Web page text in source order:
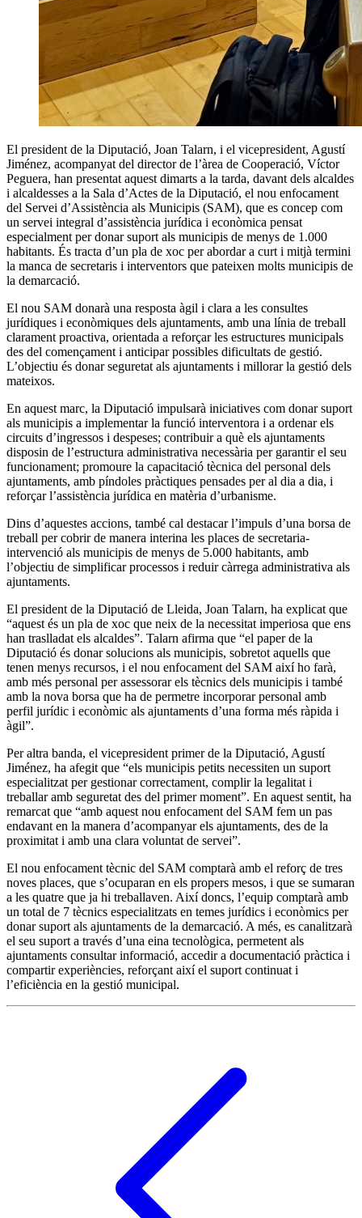
El president de la Diputació, Joan Talarn, i el vicepresident, Agustí
Jiménez, acompanyat del director de l’àrea de Cooperació, Víctor
Peguera, han presentat aquest dimarts a la tarda, davant dels alcaldes
i alcaldesses a la Sala d’Actes de la Diputació, el nou enfocament
del Servei d’Assistència als Municipis (SAM), que es concep com
un servei integral d’assistència jurídica i econòmica pensat
especialment per donar suport als municipis de menys de 1.000
habitants. És tracta d’un pla de xoc per abordar a curt i mitjà termini
la manca de secretaris i interventors que pateixen molts municipis de
la demarcació.
El nou SAM donarà una resposta àgil i clara a les consultes
jurídiques i econòmiques dels ajuntaments, amb una línia de treball
clarament proactiva, orientada a reforçar les estructures municipals
des del començament i anticipar possibles dificultats de gestió.
L’objectiu és donar seguretat als ajuntaments i millorar la gestió dels
mateixos.
En aquest marc, la Diputació impulsarà iniciatives com donar suport
als municipis a implementar la funció interventora i a ordenar els
circuits d’ingressos i despeses; contribuir a què els ajuntaments
disposin de l’estructura administrativa necessària per garantir el seu
funcionament; promoure la capacitació tècnica del personal dels
ajuntaments, amb píndoles pràctiques pensades per al dia a dia, i
reforçar l’assistència jurídica en matèria d’urbanisme.
Dins d’aquestes accions, també cal destacar l’impuls d’una borsa de
treball per cobrir de manera interina les places de secretaria-
intervenció als municipis de menys de 5.000 habitants, amb
l’objectiu de simplificar processos i reduir càrrega administrativa als
ajuntaments.
El president de la Diputació de Lleida, Joan Talarn, ha explicat que
“aquest és un pla de xoc que neix de la necessitat imperiosa que ens
han traslladat els alcaldes”. Talarn afirma que “el paper de la
Diputació és donar solucions als municipis, sobretot aquells que
tenen menys recursos, i el nou enfocament del SAM així ho farà,
amb més personal per assessorar els tècnics dels municipis i també
amb la nova borsa que ha de permetre incorporar personal amb
perfil jurídic i econòmic als ajuntaments d’una forma més ràpida i
àgil”.
Per altra banda, el vicepresident primer de la Diputació, Agustí
Jiménez, ha afegit que “els municipis petits necessiten un suport
especialitzat per gestionar correctament, complir la legalitat i
treballar amb seguretat des del primer moment”. En aquest sentit, ha
remarcat que “amb aquest nou enfocament del SAM fem un pas
endavant en la manera d’acompanyar els ajuntaments, des de la
proximitat i amb una clara voluntat de servei”.
El nou enfocament tècnic del SAM comptarà amb el reforç de tres
noves places, que s’ocuparan en els propers mesos, i que se sumaran
a les quatre que ja hi treballaven. Així doncs, l’equip comptarà amb
un total de 7 tècnics especialitzats en temes jurídics i econòmics per
donar suport als ajuntaments de la demarcació. A més, es canalitzarà
el seu suport a través d’una eina tecnològica, permetent als
ajuntaments consultar informació, accedir a documentació pràctica i
compartir experiències, reforçant així el suport continuat i
l’eficiència en la gestió municipal.